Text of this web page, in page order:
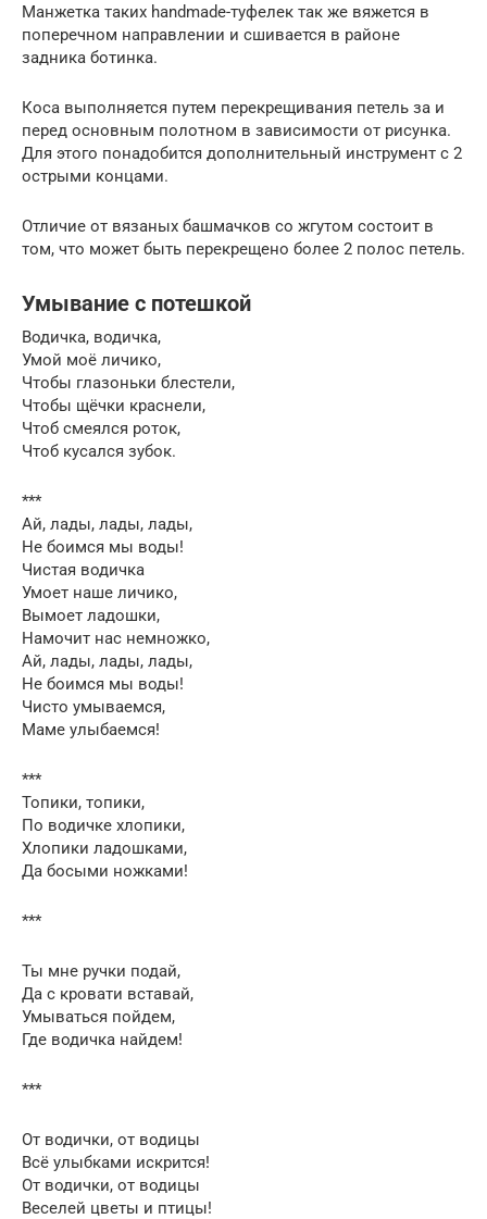
Манжетка таких handmade-туфелек так же вяжется в
поперечном направлении и сшивается в районе
задника ботинка.
Коса выполняется путем перекрещивания петель за и
перед основным полотном в зависимости от рисунка.
Для этого понадобится дополнительный инструмент с 2
острыми концами.
Отличие от вязаных башмачков со жгутом состоит в
том, что может быть перекрещено более 2 полос петель.
Умывание с потешкой
Водичка, водичка,
Умой моё личико,
Чтобы глазоньки блестели,
Чтобы щёчки краснели,
Чтоб смеялся роток,
Чтоб кусался зубок.
***
Ай, лады, лады, лады,
Не боимся мы воды!
Чистая водичка
Умоет наше личико,
Вымоет ладошки,
Намочит нас немножко,
Ай, лады, лады, лады,
Не боимся мы воды!
Чисто умываемся,
Маме улыбаемся!
***
Топики, топики,
По водичке хлопики,
Хлопики ладошками,
Да босыми ножками!
***
Ты мне ручки подай,
Да с кровати вставай,
Умываться пойдем,
Где водичка найдем!
***
От водички, от водицы
Всё улыбками искрится!
От водички, от водицы
Веселей цветы и птицы!